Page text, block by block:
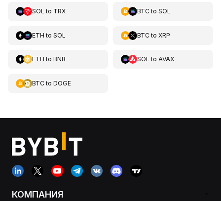
SOL to TRX BTCto SOL
ETH to SOL BTCto XRP
ETH to BNB SOL to AVAX
BTCto DOGE
КОМПАНИЯ